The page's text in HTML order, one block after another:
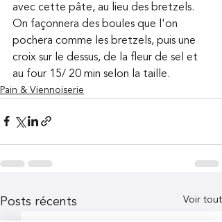
avec cette pâte, au lieu des bretzels.
On façonnera des boules que l'on
pochera comme les bretzels, puis une
croix sur le dessus, de la fleur de sel et
au four 15/ 20 min selon la taille.
Pain & Viennoiserie
Posts récents Voir tout